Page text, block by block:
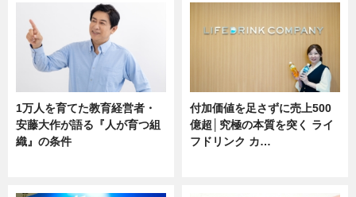
1万人を育てた教育経営者・
安藤大作が語る『人が育つ組
織』の条件
付加価値を足さずに売上500
億超│究極の本質を突く ライ
フドリンク カ…